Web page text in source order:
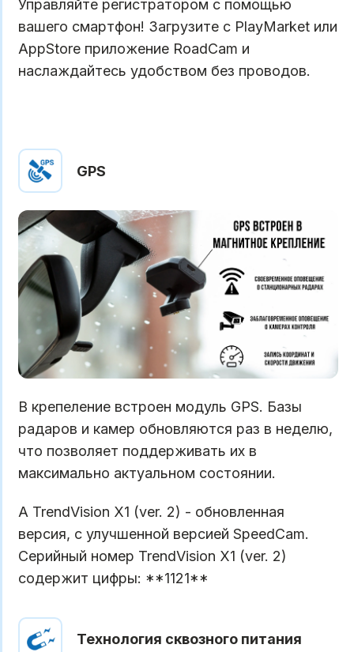
Управляйте регистратором с помощью
вашего смартфон! Загрузите с PlayMarket или
AppStore приложение RoadCam и
наслаждайтесь удобством без проводов.
GPS
В крепеление встроен модуль GPS. Базы
радаров и камер обновляются раз в неделю,
что позволяет поддерживать их в
максимально актуальном состоянии.
А TrendVision X1 (ver. 2) - обновленная
версия, с улучшенной версией SpeedCam.
Cерийный номер TrendVision X1 (ver. 2)
содержит цифры: **1121**
Технология сквозного питания